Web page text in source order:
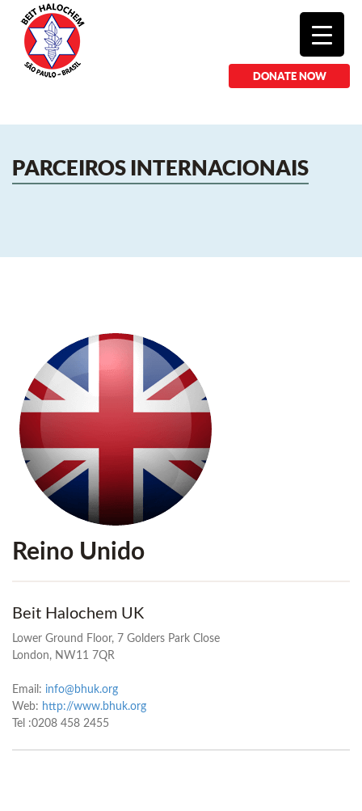
DONATE NOW
PARCEIROS INTERNACIONAIS
Reino Unido
Beit Halochem UK
Lower Ground Floor, 7 Golders Park Close
London, NW11 7QR
Email: info@bhuk.org
Web: http://www.bhuk.org
Tel :0208 458 2455